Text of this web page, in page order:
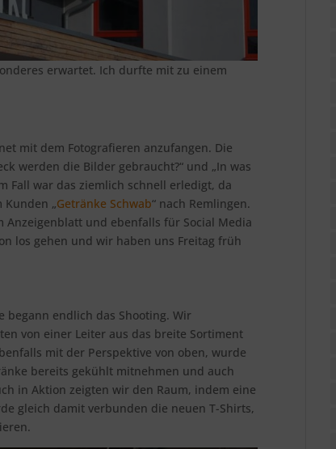
erwartet. Ich durfte mit zu einem
mit dem Fotografieren anzufangen. Die
werden die Bilder gebraucht?“ und „In was
Fall war das ziemlich schnell erledigt, da
Kunden „Getränke Schwab“ nach Remlingen.
und ebenfalls für Social Media
los gehen und wir haben uns Freitag früh
endlich das Shooting. Wir
von einer Leiter aus das breite Sortiment
mit der Perspektive von oben, wurde
bereits gekühlt mitnehmen und auch
in Aktion zeigten wir den Raum, indem eine
gleich damit verbunden die neuen T-Shirts,